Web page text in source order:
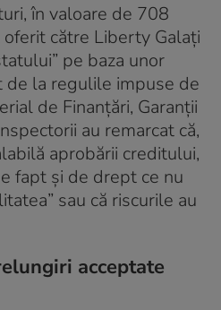
în valoare de 708
către Liberty Galați
pe baza unor
de la regulile impuse de
de Finanțări, Garanții
au remarcat că,
aprobării creditului,
fapt și de drept ce nu
sau că riscurile au
acceptate